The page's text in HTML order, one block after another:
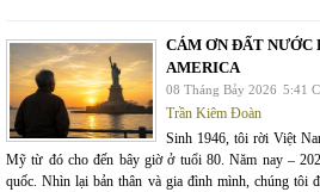
CÁM ƠN ĐẤT NƯỚC
AMERICA
08 Tháng Bảy 2026 5:41
Trần Kiêm Đoàn
Sinh 1946, tôi rời Việt
Mỹ từ đó cho đến bây giờ ở tuổi 80. Năm nay –
quốc. Nhìn lại bản thân và gia đình mình, chúng tôi